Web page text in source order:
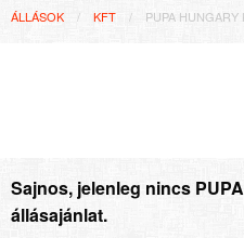
ÁLLÁSOK KFT PUPA HUNGARY
Sajnos, jelenleg nincs
állásajánlat.